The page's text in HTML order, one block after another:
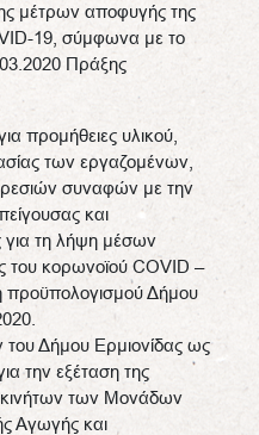
μέτρων αποφυγής της
19, σύμφωνα με το
Πράξης
προμήθειες υλικού,
των εργαζομένων,
συναφών με την
και
τη λήψη μέσων
του κορωνοϊού COVID –
Δήμου
Δήμου Ερμιονίδας ως
την εξέταση της
των Μονάδων
Αγωγής και